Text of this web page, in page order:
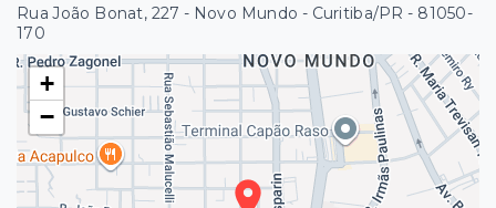
Rua João Bonat, 227 - Novo Mundo - Curitiba/PR - 81050-
170
+
−